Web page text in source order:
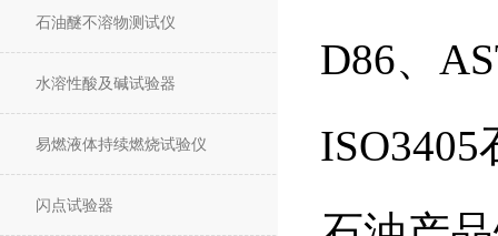
石油醚不溶物测试仪
水溶性酸及碱试验器
易燃液体持续燃烧试验仪
闪点试验器
D86、